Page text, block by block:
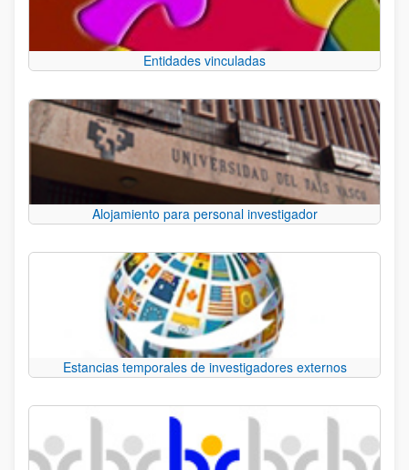
Entidades vinculadas
Alojamiento para personal investigador
Estancias temporales de investigadores externos